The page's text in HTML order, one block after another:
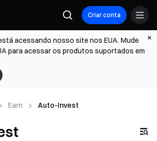
Criar conta
acessando nosso site nos EUA. Mude
para acessar os produtos suportados em
Earn Auto-Invest